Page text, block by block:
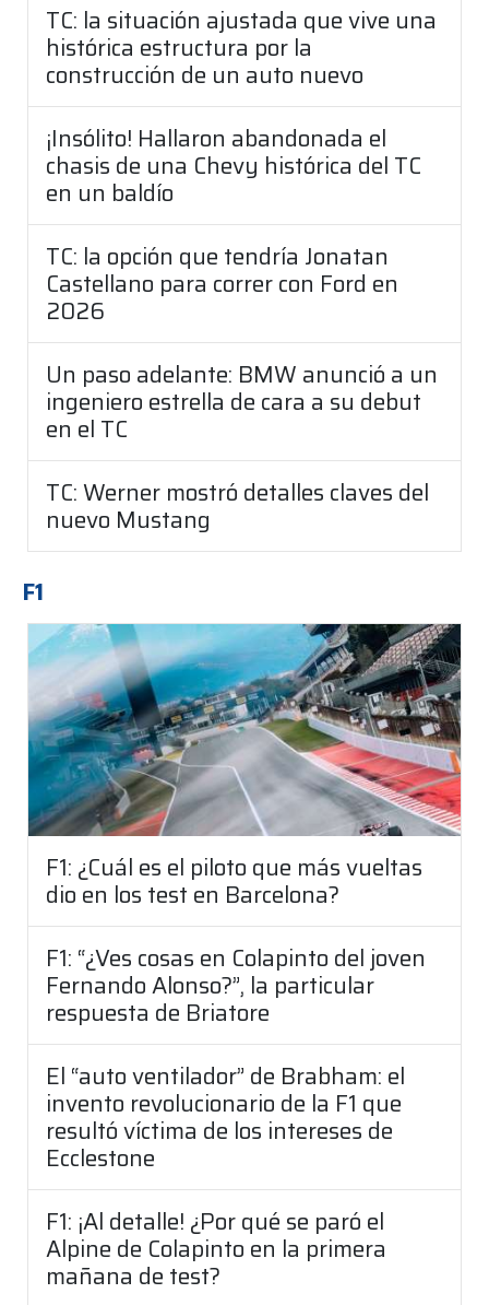
TC: la situación ajustada que vive una
histórica estructura por la
construcción de un auto nuevo
¡Insólito! Hallaron abandonada el
chasis de una Chevy histórica del TC
en un baldío
TC: la opción que tendría Jonatan
Castellano para correr con Ford en
2026
Un paso adelante: BMW anunció a un
ingeniero estrella de cara a su debut
en el TC
TC: Werner mostró detalles claves del
nuevo Mustang
F1
F1: ¿Cuál es el piloto que más vueltas
dio en los test en Barcelona?
F1: “¿Ves cosas en Colapinto del joven
Fernando Alonso?”, la particular
respuesta de Briatore
El “auto ventilador” de Brabham: el
invento revolucionario de la F1 que
resultó víctima de los intereses de
Ecclestone
F1: ¡Al detalle! ¿Por qué se paró el
Alpine de Colapinto en la primera
mañana de test?